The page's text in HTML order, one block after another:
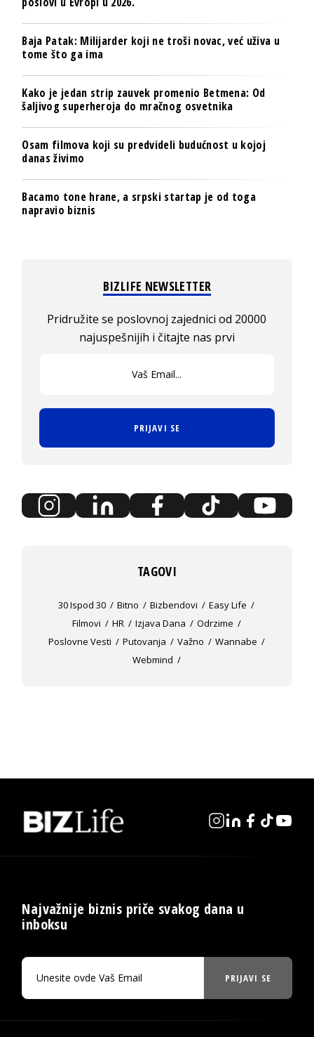
Baja Patak: Milijarder koji ne troši novac, već uživa u
tome što ga ima
Kako je jedan strip zauvek promenio Betmena: Od
šaljivog superheroja do mračnog osvetnika
Osam filmova koji su predvideli budućnost u kojoj
danas živimo
Bacamo tone hrane, a srpski startap je od toga
napravio biznis
BIZLIFE NEWSLETTER
Pridružite se poslovnoj zajednici od 20000
najuspešnijih i čitajte nas prvi
PRIJAVI SE
TAGOVI
30 Ispod 30 Bitno Bizbendovi
Easy Life
Filmovi
HR Izjava Dana
Odrzime
Poslovne Vesti
Putovanja Važno
Wannabe
Webmind
Najvažnije biznis priče svakog dana u
inboksu
PRIJAVI SE